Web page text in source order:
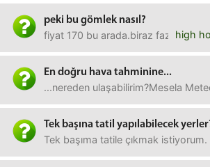
peki bu gömlek nasıl?
high
fiyat 170 bu arada.biraz fazla geldi
En doğru hava tahminine...
...nereden ulaşabilirim?Mesela
Tek başına tatil yapılabilecek
Tek başıma tatile çıkmak